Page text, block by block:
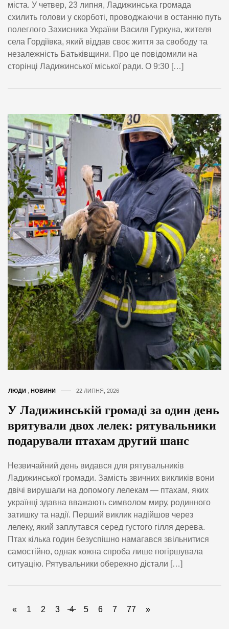
міста. У четвер, 23 липня, Ладижинська громада
схилить голови у скорботі, проводжаючи в останню путь
полеглого Захисника України Василя Гуркуна, жителя
села Гордіївка, який віддав своє життя за свободу та
незалежність Батьківщини. Про це повідомили на
сторінці Ладижинської міської ради. О 9:30 […]
ЛЮДИ НОВИНИ 22 ЛИПНЯ, 2026
У Ладижинській громаді за один день
врятували двох лелек: рятувальники
подарували птахам другий шанс
Незвичайний день видався для рятувальників
Ладижинської громади. Замість звичних викликів вони
двічі вирушали на допомогу лелекам — птахам, яких
українці здавна вважають символом миру, родинного
затишку та надії. Перший виклик надійшов через
лелеку, який заплутався серед густого гілля дерева.
Птах кілька годин безуспішно намагався звільнитися
самостійно, однак кожна спроба лише погіршувала
ситуацію. Рятувальники обережно дістали […]
« 1 2 3 4 5 6 7 77 »